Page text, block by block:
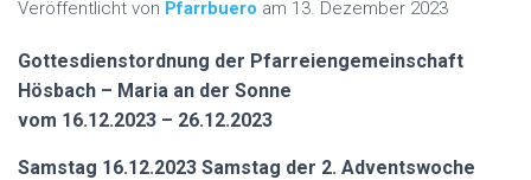
Veröffentlicht von Pfarrbuero am 13. Dezember 2023
Gottesdienstordnung der Pfarreiengemeinschaft
Hösbach – Maria an der Sonne
vom 16.12.2023 – 26.12.2023
Samstag 16.12.2023 Samstag der 2. Adventswoche